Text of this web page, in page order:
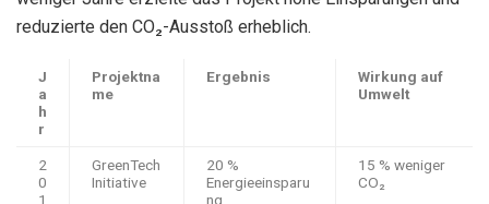
reduzierte den CO₂-Ausstoß erheblich.
J
a
h
r
Projektna
me
Ergebnis
Wirkung auf
Umwelt
2
0
1
GreenTech
Initiative
20 %
Energieeinsparu
ng
15 % weniger
CO₂